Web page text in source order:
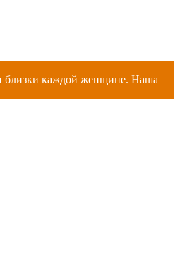
близки каждой женщине. Наша